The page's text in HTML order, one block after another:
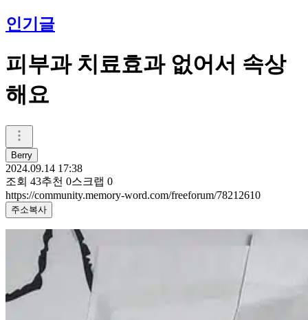
인기글
피부과 치료효과 없어서 속상
해요
Berry
2024.09.14 17:38
조회 43추천 0스크랩 0
https://community.memory-word.com/freeforum/78212610
주소복사